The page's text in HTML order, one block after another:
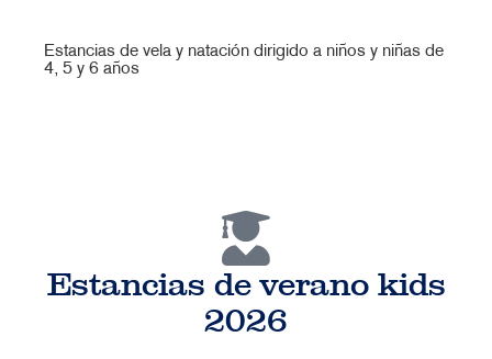
Estancias de vela y natación dirigido a niños y niñas de
4, 5 y 6 años
Estancias de verano kids
2026